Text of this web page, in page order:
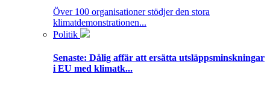
Över 100 organisationer stödjer den stora
klimatdemonstrationen...
Politik
Senaste: Dålig affär att ersätta utsläppsminskningar
i EU med klimatk...